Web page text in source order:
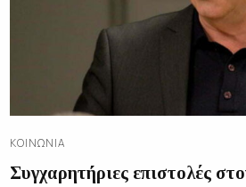
ΚΟΙΝΩΝΊΑ
Συγχαρητήριες επιστολές